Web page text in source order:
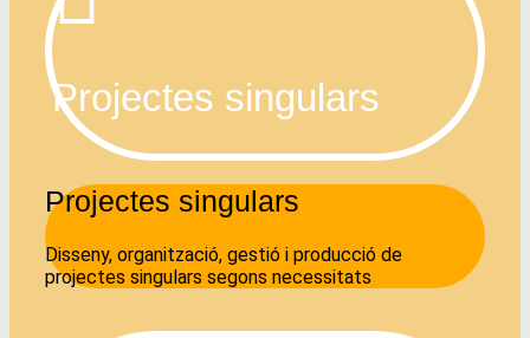
Projectes singulars
Projectes singulars
Disseny, organització, gestió i producció de
projectes singulars segons necessitats